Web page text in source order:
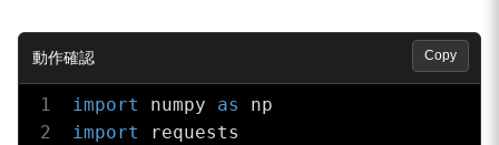
import numpy as
import
requests
Copy